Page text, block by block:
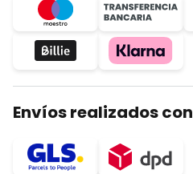
Envíos realizados con